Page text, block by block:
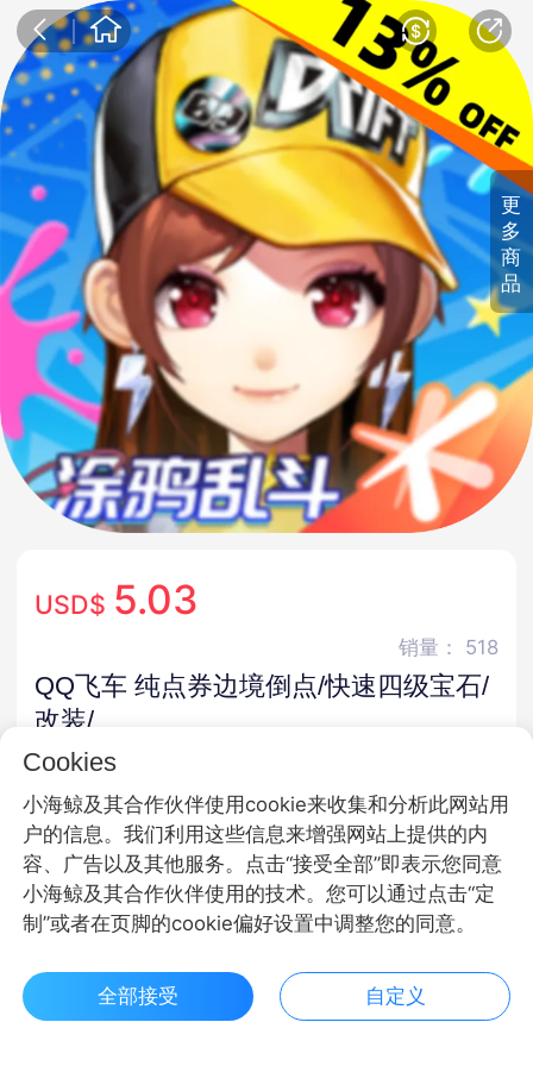
更
多
商
品
USD$ 5.03
销量： 518
QQ飞车 纯点券边境倒点/快速四级宝石/
改装/
官方直充 · 无第三方 · 不封号 · 24小时充值
商品规格
苹果Q区/V区 安卓Q区/V区
300钻石 680钻石 1280普钻
$ 5.03立即购买
Cookies
小海鲸及其合作伙伴使用cookie来收集和分析此网站用
户的信息。我们利用这些信息来增强网站上提供的内
容、广告以及其他服务。点击“接受全部”即表示您同意
小海鲸及其合作伙伴使用的技术。您可以通过点击“定
制”或者在页脚的cookie偏好设置中调整您的同意。
全部接受 自定义